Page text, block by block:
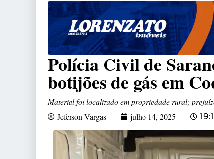
Polícia Civil de
botijões de gás em
Material foi localizado em propriedade rural;
Jeferson Vargas
julho 14, 2025